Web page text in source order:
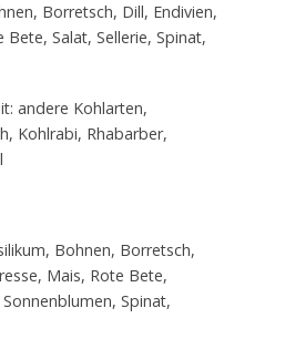
Borretsch, Dill, Endivien,
Bete, Salat, Sellerie, Spinat,
andere Kohlarten,
Kohlrabi, Rhabarber,
Bohnen, Borretsch,
Mais, Rote Bete,
Spinat,